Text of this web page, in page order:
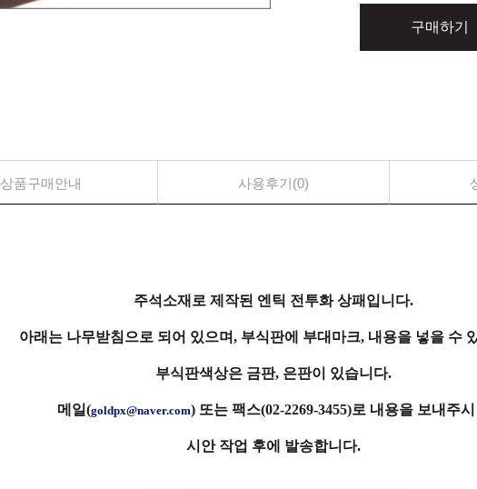
구매하기
상품구매안내 사용후기(0)
주석소재로 제작된 엔틱 전투화 상패입니다.
아래는 나무받침으로 되어 있으며, 부식판에 부대마크, 내용을 넣을 수
부식판색상은 금판, 은판이 있습니다.
메일(goldpx@naver.com) 또는 팩스(02-2269-3455)로 내용을 보내주시
시안 작업 후에 발송합니다.